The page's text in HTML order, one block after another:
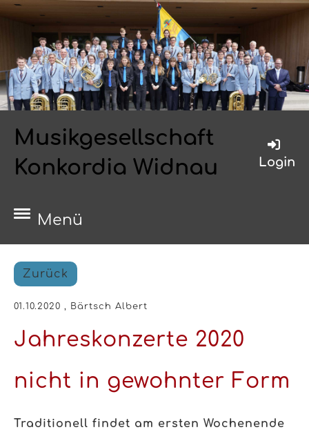
Musikgesellschaft
Konkordia Widnau
Login
Menü
Zurück
01.10.2020 , Bärtsch Albert
Jahreskonzerte 2020
nicht in gewohnter Form
Traditionell findet am ersten Wochenende